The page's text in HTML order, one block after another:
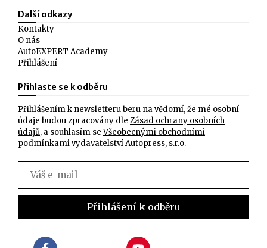
Další odkazy
Kontakty
O nás
AutoEXPERT Academy
Přihlášení
Přihlaste se k odběru
Přihlášením k newsletteru beru na vědomí, že mé osobní
údaje budou zpracovány dle Zásad ochrany osobních
údajů, a souhlasím seVšeobecnými obchodními
podmínkamivydavatelství Autopress, s.r.o.